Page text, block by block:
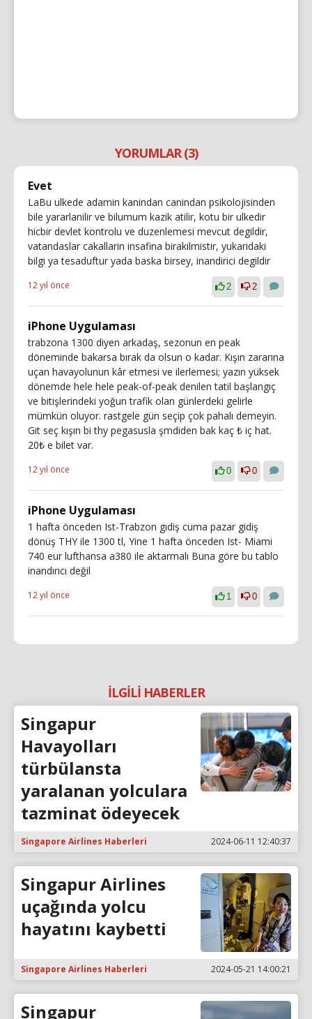
YORUMLAR (3)
Evet
LaBu ulkede adamin kanindan canindan psikolojisinden
bile yararlanilir ve bilumum kazik atilir, kotu bir ulkedir
hicbir devlet kontrolu ve duzenlemesi mevcut degildir,
vatandaslar cakallarin insafina birakilmistir, yukaridaki
bilgi ya tesaduftur yada baska birsey, inandirici degildir
12 yıl önce 2 2
iPhone Uygulaması
trabzona 1300 diyen arkadaş, sezonun en peak
döneminde bakarsa bırak da olsun o kadar. Kışın zararına
uçan havayolunun kâr etmesi ve ilerlemesi; yazın yüksek
dönemde hele hele peak-of-peak denilen tatil başlangıç
ve bitişlerindeki yoğun trafik olan günlerdeki gelirle
mümkün oluyor. rastgele gün seçip çok pahalı demeyin.
Git seç kışın bi thy pegasusla şmdiden bak kaç ₺ iç hat.
20₺ e bilet var.
12 yıl önce 0 0
iPhone Uygulaması
1 hafta önceden Ist-Trabzon gıdiş cuma pazar gidiş
dönüş THY ile 1300 tl, Yine 1 hafta önceden Ist- Miami
740 eur lufthansa a380 ile aktarmalı Buna göre bu tablo
inandırıcı değil
12 yıl önce 1 0
İLGİLİ HABERLER
Singapur
Havayolları
türbülansta
yaralanan yolculara
tazminat ödeyecek
Singapore Airlines Haberleri 2024-06-11 12:40:37
Singapur Airlines
uçağında yolcu
hayatını kaybetti
Singapore Airlines Haberleri 2024-05-21 14:00:21
Singapur